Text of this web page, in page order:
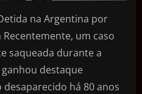
na Argentina por
um caso
saqueada durante a
destaque
há 80 anos